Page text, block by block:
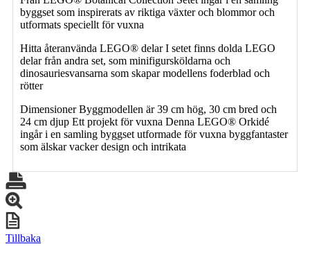
byggset som inspirerats av riktiga växter och blommor och
utformats speciellt för vuxna
Hitta återanvända LEGO® delar I setet finns dolda LEGO
delar från andra set, som minifigursköldarna och
dinosauriesvansarna som skapar modellens foderblad och
rötter
Dimensioner Byggmodellen är 39 cm hög, 30 cm bred och
24 cm djup Ett projekt för vuxna Denna LEGO® Orkidé
ingår i en samling byggset utformade för vuxna byggfantaster
som älskar vacker design och intrikata
Tillbaka